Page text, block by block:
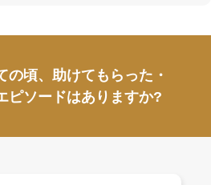
の頃、助けてもらった・
ピソードはありますか?